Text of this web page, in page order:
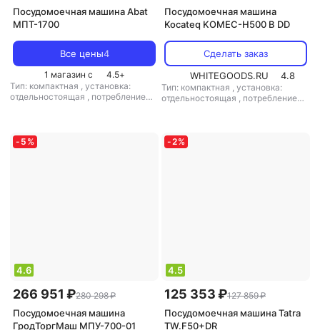
Посудомоечная машина Abat
МПТ-1700
Все цены4
1 магазин с 4.5+
Тип: компактная , установка:
отдельностоящая , потребление
Посудомоечная машина
Kocateq KOMEC-H500 B DD
Сделать заказ
WHITEGOODS.RU
4.8
Тип: компактная , установка:
отдельностоящая , потребление
- 5 %
4.6
266 951 ₽280 298 ₽
Посудомоечная машина
ГродТоргМаш МПУ-700-01
-2%
4.5
125 353 ₽127 859 ₽
Посудомоечная машина Tatra
TW.F50+DR